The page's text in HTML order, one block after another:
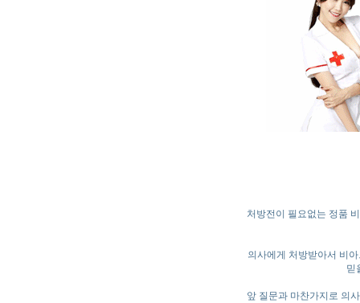
처방전이 필요없는 정품
의사에게 처방받아서 비
믿
앞 질문과 마찬가지로 의